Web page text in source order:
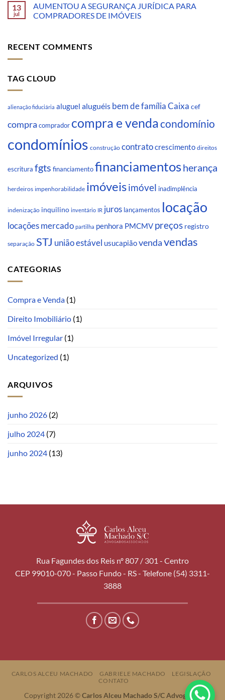
13
jul
AUMENTOU A SEGURANÇA JURÍDICA PARA
COMPRADORES DE IMÓVEIS
RECENT COMMENTS
TAG CLOUD
alienação fiduciária aluguel aluguéis bem de família Caixa cef
compra comprador compra e vendacondomínio
condomínios construção contratocrescimento direitos
escritura fgts financiamentofinanciamentosherança
herdeiros impenhorabilidade imóveisimóvel inadimplência
indenização inquilino inventário IR juros lançamentos locação
locações mercado partilha penhora PMCMV preços registro
separação STJ união estável usucapiãovendavendas
CATEGORIAS
Compra e Venda (1)
Direito Imobiliário (1)
Imóvel Irregular (1)
Uncategorized (1)
ARQUIVOS
junho 2026 (2)
julho 2024 (7)
junho 2024 (13)
Rua Fagundes dos Reis nº 807 / 301 - Centro
CEP 99010-070 - Passo Fundo - RS - Telefone (54) 3311-
3888
CARLOS ALCEU MACHADO GABRIELE MACHADO
LEGISLAÇÃO
CONTATO
Copyright 2026 ©Carlos Alceu Machado S/C Advogados